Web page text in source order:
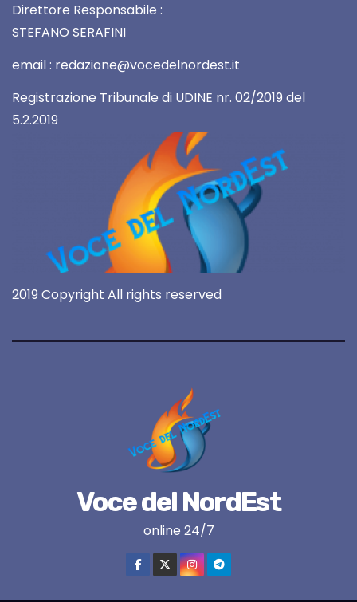
Direttore Responsabile :
STEFANO SERAFINI
email : redazione@vocedelnordest.it
Registrazione Tribunale di UDINE nr. 02/2019 del
5.2.2019
2019 Copyright All rights reserved
Voce del NordEst
online 24/7